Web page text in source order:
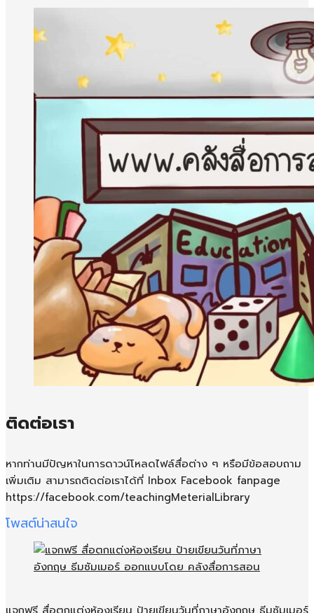
ติดต่อเรา
หากท่านมีปัญหาในการดาวน์โหลดไฟล์สื่อต่าง ๆ หรือมีข้อสอบถาม
เพิ่มเติม สามารถติดต่อเราได้ที่ Inbox Facebook fanpage
https://facebook.com/teachingMeterialLibrary
โพสต์น่าสนใจ